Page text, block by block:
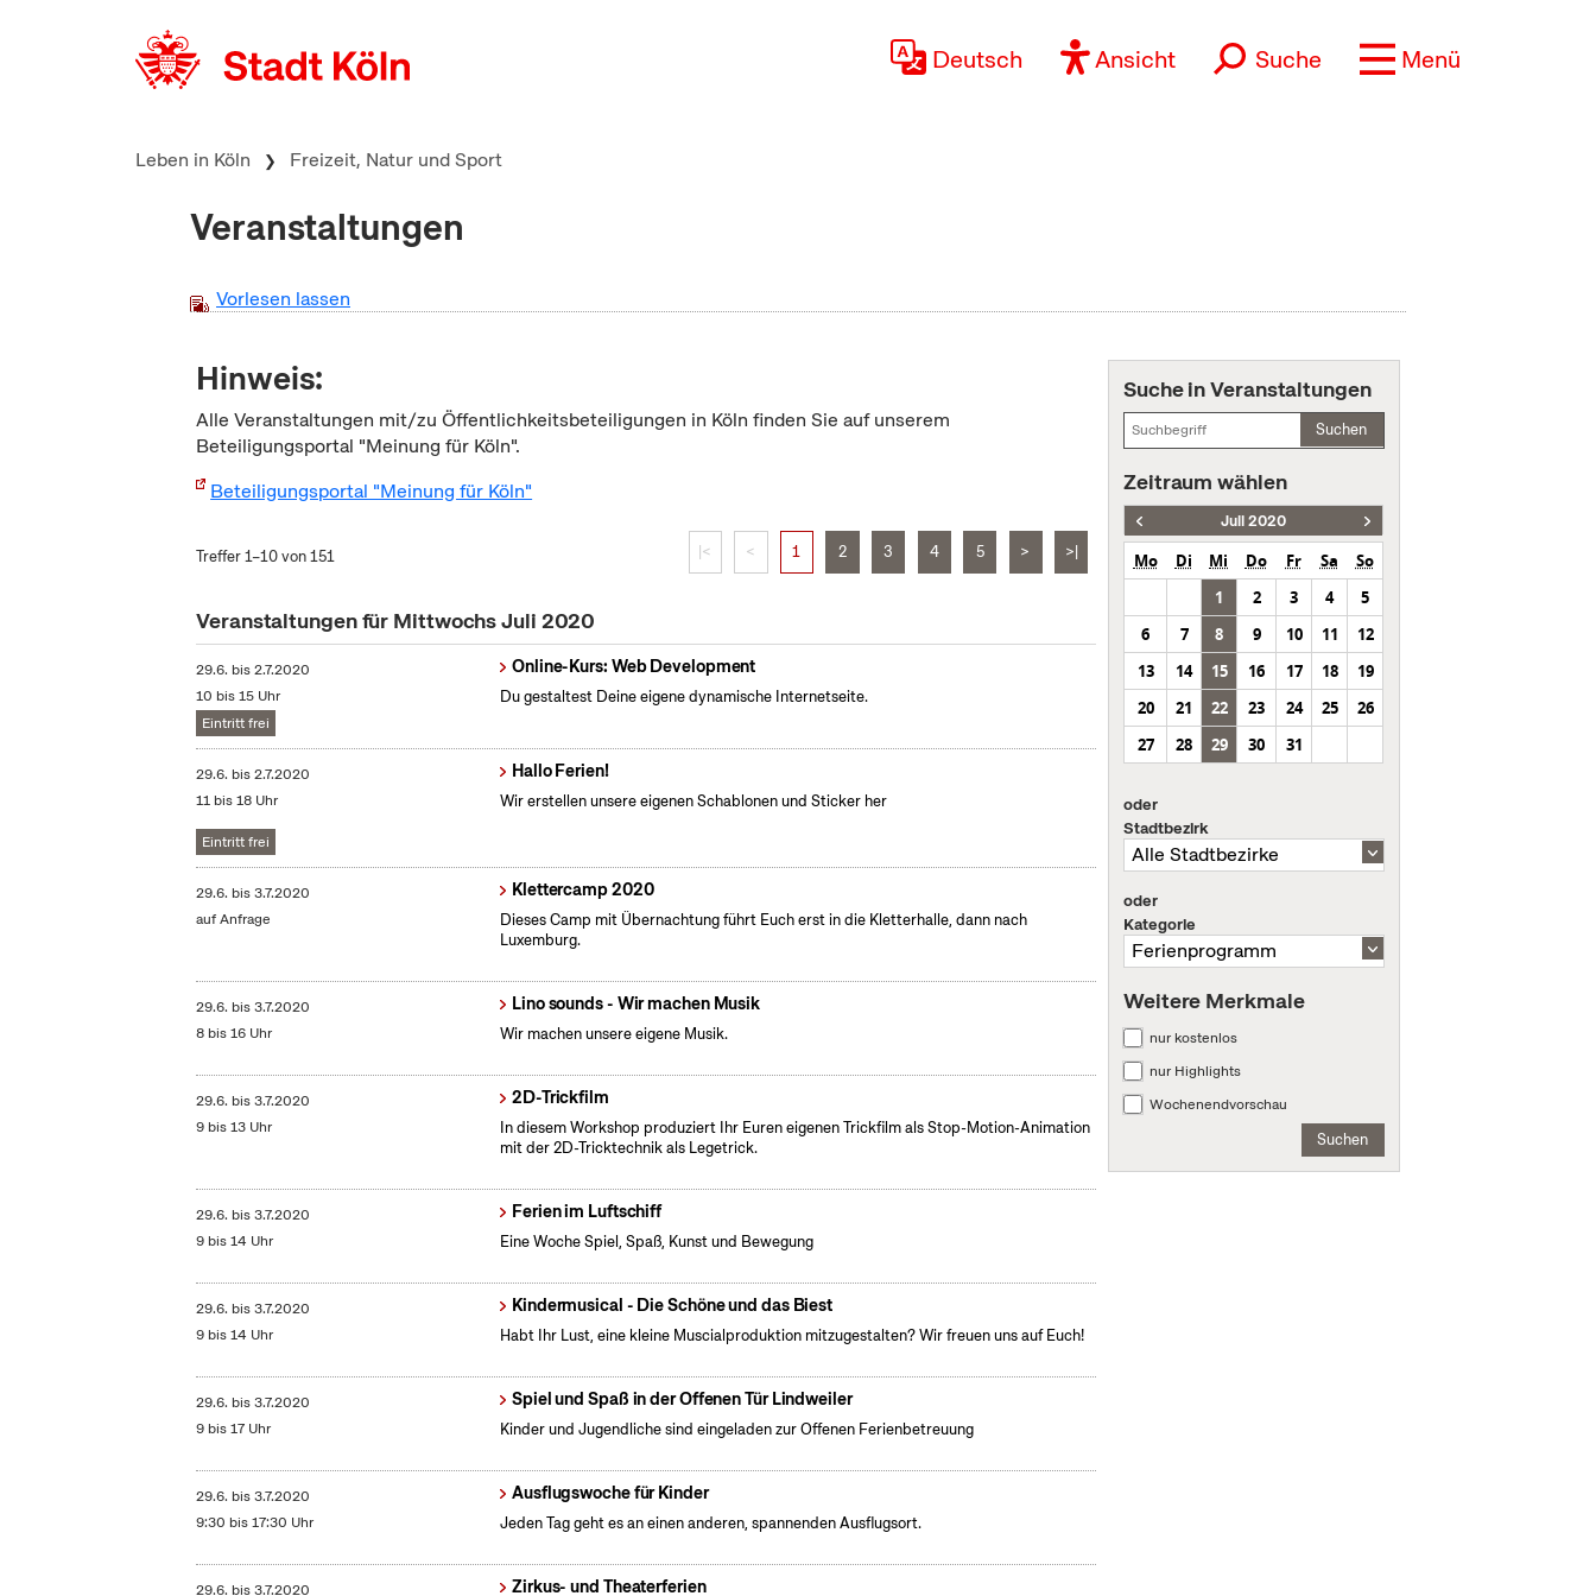
Deutsch Ansicht Suche Menü
Leben in Köln Freizeit, Natur und Sport
Veranstaltungen
Vorlesen lassen
Hinweis:
Alle Veranstaltungen mit/zu Öffentlichkeitsbeteiligungen in Köln finden Sie auf unserem
Beteiligungsportal "Meinung für Köln".
Beteiligungsportal "Meinung für Köln"
Treffer 1–10 von 151 |< < 1 2 3 4 5 > >|
Veranstaltungen für Mittwochs Juli 2020
29.6. bis2.7.2020
10 bis 15 Uhr
Eintritt frei
Online-Kurs: Web Development
Du gestaltest Deine eigene dynamische Internetseite.
29.6. bis2.7.2020
11 bis 18 Uhr
Eintritt frei
Hallo Ferien!
Wir erstellen unsere eigenen Schablonen und Sticker her
29.6. bis3.7.2020
auf Anfrage
Klettercamp 2020
Dieses Camp mit Übernachtung führt Euch erst in die Kletterhalle, dann nach
Luxemburg.
29.6. bis3.7.2020
8 bis 16 Uhr
Lino sounds - Wir machen Musik
Wir machen unsere eigene Musik.
29.6. bis3.7.2020
9 bis 13 Uhr
2D-Trickfilm
In diesem Workshop produziert Ihr Euren eigenen Trickfilm als Stop-Motion-Animation
mit der 2D-Tricktechnik als Legetrick.
29.6. bis3.7.2020
9 bis 14 Uhr
Ferien im Luftschiff
Eine Woche Spiel, Spaß, Kunst und Bewegung
29.6. bis3.7.2020
9 bis 14 Uhr
Kindermusical - Die Schöne und das Biest
Habt Ihr Lust, eine kleine Muscialproduktion mitzugestalten? Wir freuen uns auf Euch!
29.6. bis3.7.2020
9 bis 17 Uhr
Spiel und Spaß in der Offenen Tür Lindweiler
Kinder und Jugendliche sind eingeladen zur Offenen Ferienbetreuung
29.6. bis3.7.2020
9:30 bis 17:30 Uhr
Ausflugswoche für Kinder
Jeden Tag geht es an einen anderen, spannenden Ausflugsort.
29.6. bis3.7.2020 Zirkus- und Theaterferien
Suche in Veranstaltungen
Suchen
Zeitraum wählen
Juli 2020
Mo Di Mi Do Fr Sa
So
1
2 3 4
5
6
7 8 9 10 11
12
13
14 15 16 17 18
19
20
21 22 23 24 25
26
27
28 29 30 31
oder
Stadtbezirk
oder
Kategorie
Weitere Merkmale
nur kostenlos
nur Highlights
Wochenendvorschau
Suchen